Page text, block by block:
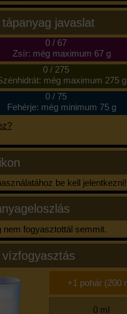
tápanyag javaslat
0/ 67
Zsír: még maximum 67 g
0/ 275
még maximum 275 g
0/ 75
Fehérje: még minimum 75 g
be kell jelentkezni!
nem fogyasztottál semmit.
vízfogyasztás